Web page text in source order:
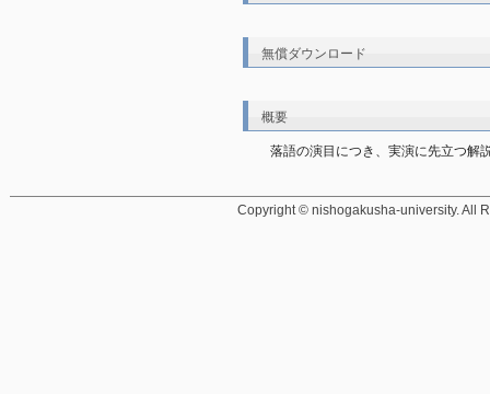
無償ダウンロード
概要
落語の演目につき、実演に先立つ解